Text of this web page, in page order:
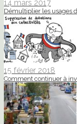
14 mars 2017
Démultiplier les usages
15 février 2018
Comment continuer à